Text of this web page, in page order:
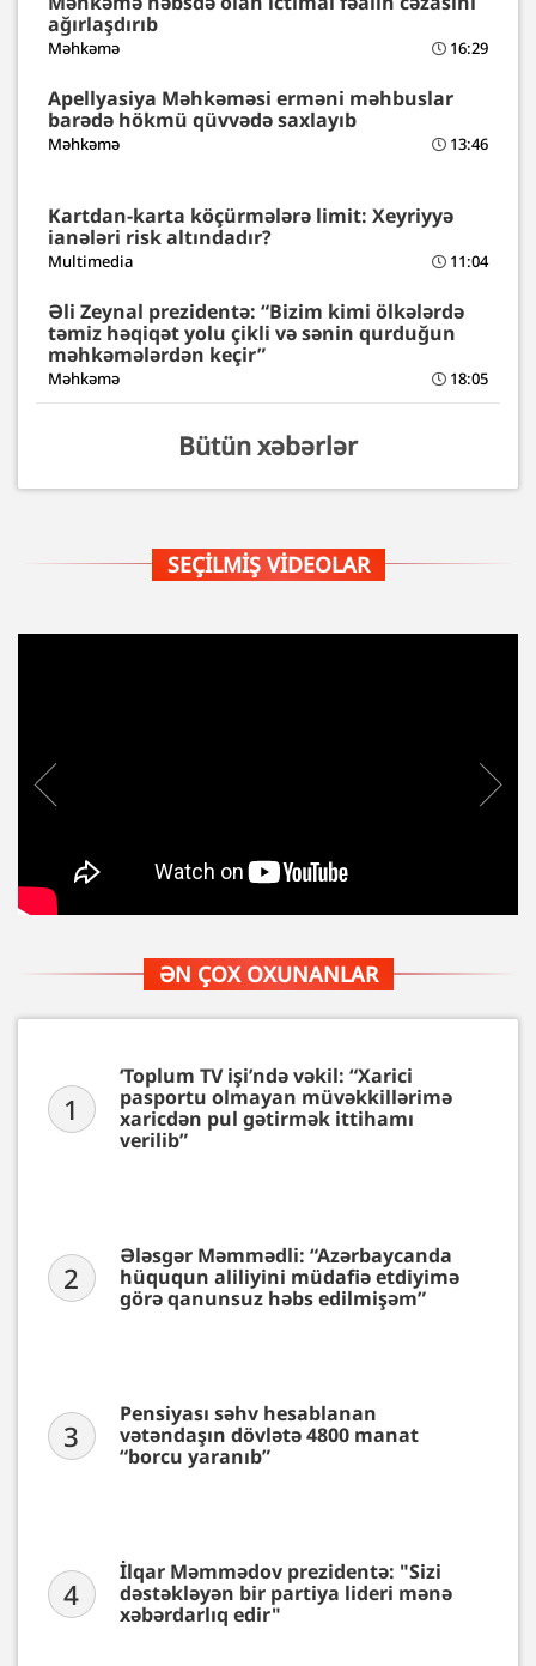
ağırlaşdırıb
Məhkəmə 16:29
Apellyasiya Məhkəməsi erməni məhbuslar
barədə hökmü qüvvədə saxlayıb
Məhkəmə 13:46
Kartdan-karta köçürmələrə limit: Xeyriyyə
ianələri risk altındadır?
Multimedia 11:04
Əli Zeynal prezidentə: “Bizim kimi ölkələrdə
təmiz həqiqət yolu çikli və sənin qurduğun
məhkəmələrdən keçir”
Məhkəmə 18:05
Bütün xəbərlər
SEÇILMIŞ VIDEOLAR
ƏN ÇOX OXUNANLAR
1
‘Toplum TV işi’ndə vəkil: “Xarici
pasportu olmayan müvəkkillərimə
xaricdən pul gətirmək ittihamı
verilib”
2
Ələsgər Məmmədli: “Azərbaycanda
hüququn aliliyini müdafiə etdiyimə
görə qanunsuz həbs edilmişəm”
3
Pensiyası səhv hesablanan
vətəndaşın dövlətə 4800 manat
“borcu yaranıb”
4
İlqar Məmmədov prezidentə: "Sizi
dəstəkləyən bir partiya lideri mənə
xəbərdarlıq edir"